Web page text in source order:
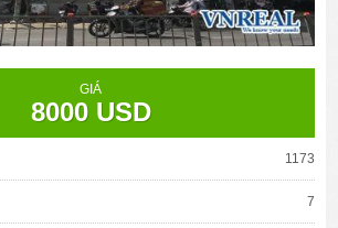
GIÁ
8000 USD
1173
7